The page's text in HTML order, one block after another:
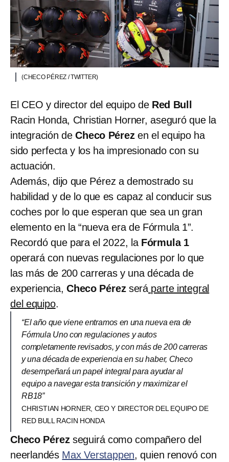
(CHECO PÉREZ / TWITTER)
El CEO y director del equipo deRed Bull
Racin Honda, Christian Horner, aseguró que la
integración deCheco Pérezen el equipo ha
sido perfecta y los ha impresionado con su
actuación.
Además, dijo que Pérez a demostrado su
habilidad y de lo que es capaz al conducir sus
coches por lo que esperan que sea un gran
elemento en la “nueva era de Fórmula 1”.
Recordó que para el 2022, la Fórmula 1
operará con nuevas regulaciones por lo que
las más de 200 carreras y una década de
experiencia, Checo Pérez será parte integral
del equipo.
“El año que viene entramos en una nueva era de
Fórmula Uno con regulaciones y autos
completamente revisados, y con más de 200 carreras
y una década de experiencia en su haber, Checo
desempeñará un papel integral para ayudar al
equipo a navegar esta transición y maximizar el
RB18”
CHRISTIAN HORNER, CEO Y DIRECTOR DEL EQUIPO DE
RED BULL RACIN HONDA
Checo Pérezseguirá como compañero del
neerlandés Max Verstappen, quien renovó con